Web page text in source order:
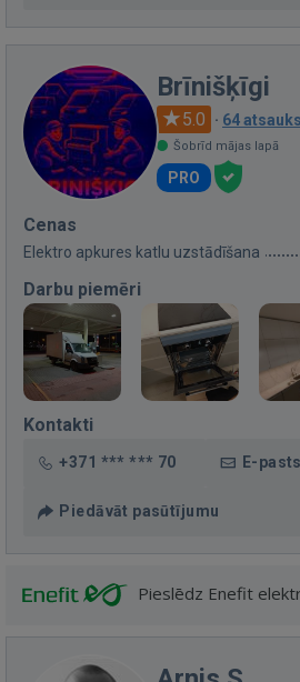
Brīnišķīgi
5.0 · 64
Šobrīd mājas lapā
PRO
Cenas
Elektro apkures katlu uzstādīšana
Darbu piemēri
Kontakti
+371 *** *** 70 E-pasts
Piedāvāt pasūtījumu
Pieslēdz Enefit